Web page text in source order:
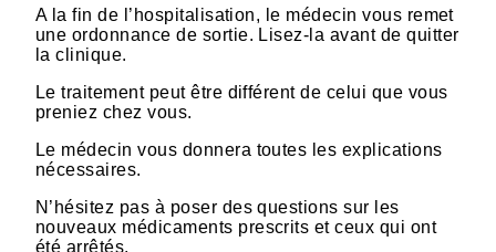
A la fin de l’hospitalisation, le médecin vous remet
une ordonnance de sortie. Lisez-la avant de quitter
la clinique.
Le traitement peut être différent de celui que vous
preniez chez vous.
Le médecin vous donnera toutes les explications
nécessaires.
N’hésitez pas à poser des questions sur les
nouveaux médicaments prescrits et ceux qui ont
été arrêtés.